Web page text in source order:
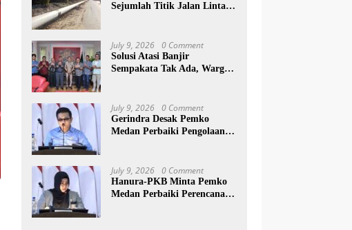
Sejumlah Titik Jalan Lintas
meningkatkan Kewaspadaan
July 9, 2026 0 Comment
Solusi Atasi Banjir
Sempakata Tak Ada, Warga
July 9, 2026 0 Comment
Gerindra Desak Pemko
Medan Perbaiki Pengolaan
July 9, 2026 0 Comment
Hanura-PKB Minta Pemko
Medan Perbaiki Perencanaan